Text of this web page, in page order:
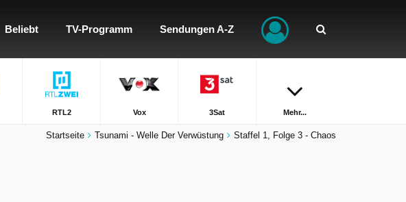
Beliebt TV-Programm Sendungen A-Z
RTL2 Vox 3Sat Mehr...
Startseite Tsunami - Welle Der Verwüstung Staffel 1, Folge 3 - Chaos